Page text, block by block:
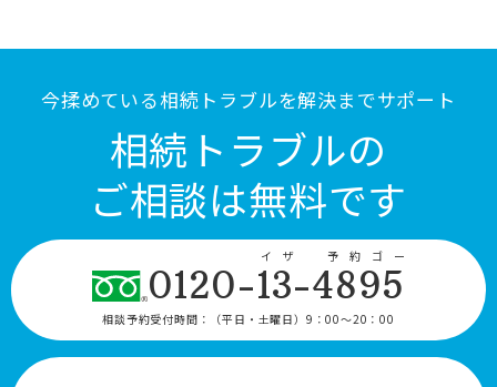
今揉めている相続トラブルを解決までサポート
相続トラブルの
ご相談は無料です
0120-13-4895
イザ 予約ゴー
相談予約受付時間： （平日・土曜日）9：00〜20：00